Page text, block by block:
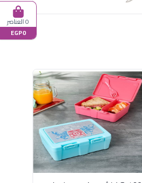
0 العناصر
EGP0